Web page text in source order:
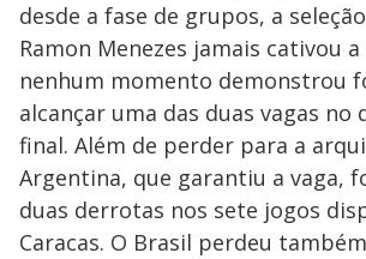
desde a fase de grupos, a
Ramon Menezes jamais cativou
nenhum momento demonstrou
alcançar uma das duas vagas no
final. Além de perder para a
Argentina, que garantiu a vaga,
duas derrotas nos sete jogos
Caracas. O Brasil perdeu